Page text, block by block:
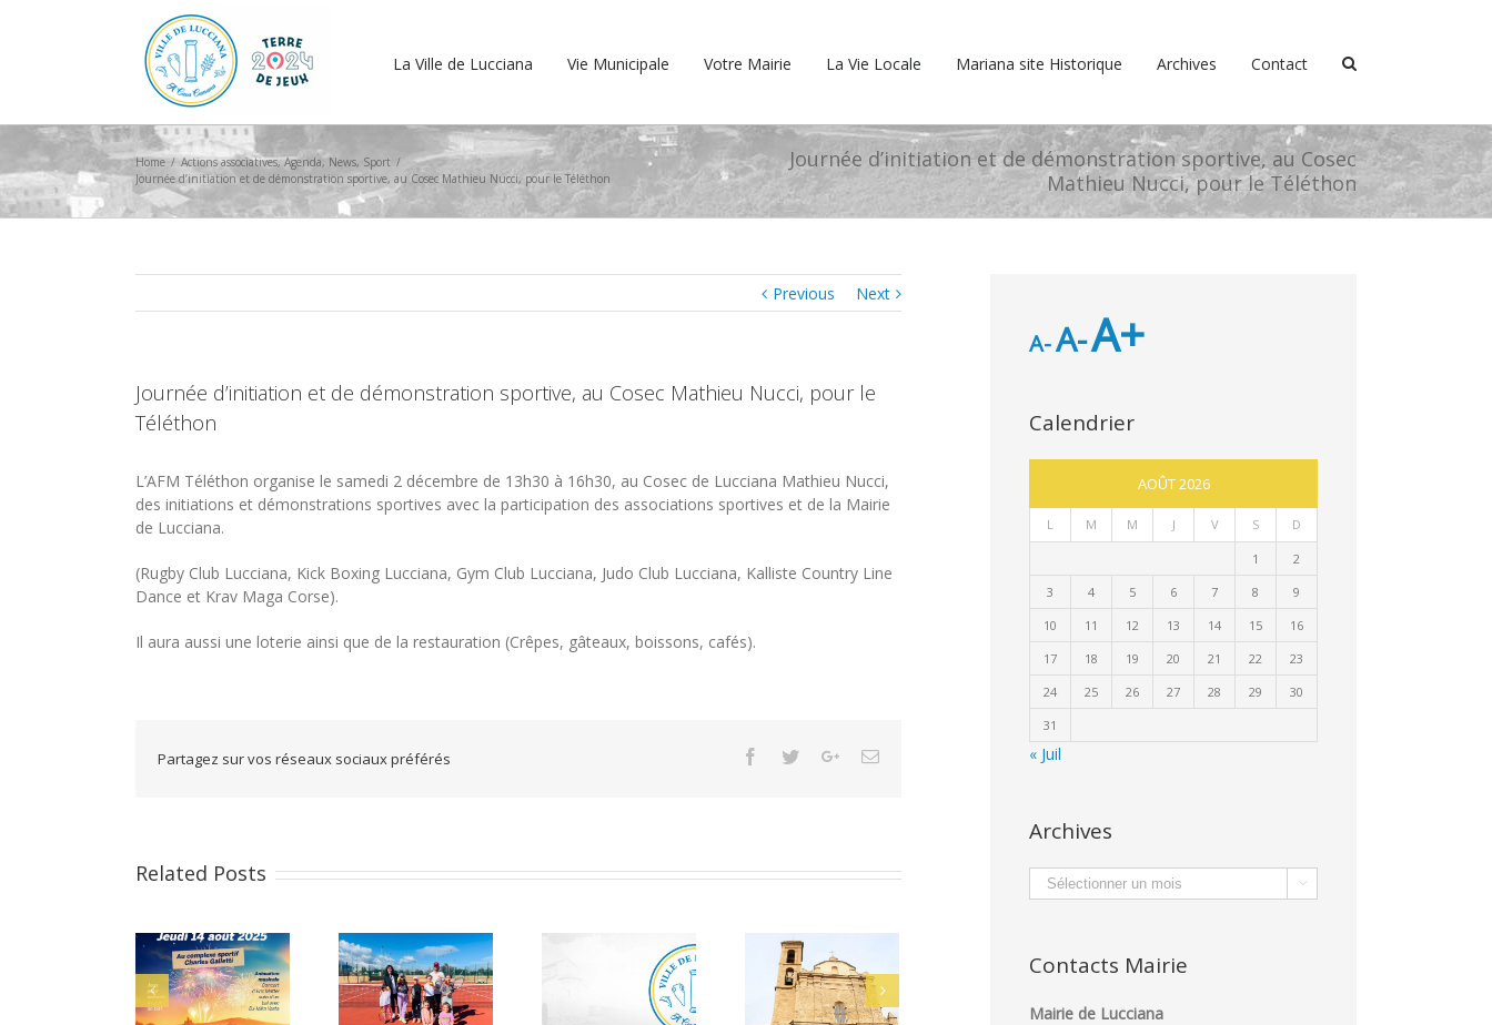
La Ville de Lucciana Vie Municipale Votre Mairie La Vie Locale Mariana site Historique Archives Contact
Journée d’initiation et de démonstration sportive, au Cosec
Mathieu Nucci, pour le Téléthon
Home / Actions associatives,Agenda, News, Sport /
Journée d’initiation et de démonstration sportive, au Cosec Mathieu Nucci, pour le Téléthon
Previous Next
Journée d’initiation et de démonstration sportive, au Cosec Mathieu Nucci, pour le
Téléthon
L’AFM Téléthon organise le samedi 2 décembre de 13h30 à 16h30, au Cosec de Lucciana Mathieu Nucci,
des initiations et démonstrations sportives avec la participation des associations sportives et de la Mairie
de Lucciana.
(Rugby Club Lucciana, Kick Boxing Lucciana, Gym Club Lucciana, Judo Club Lucciana, Kalliste Country Line
Dance et Krav Maga Corse).
Il aura aussi une loterie ainsi que de la restauration (Crêpes, gâteaux, boissons, cafés).
Partagez sur vos réseaux sociaux préférés Facebook
TwitterGoogle+Email
Related Posts
Le Tennis Club
Inscription
Grand loto de
Fiera di a
A-A-A+
Calendrier
AOÛT 2026
L M M J V S D
1
2
3
4 5 6 7 8
9
10
11 12 13 14 15
16
17
18 19 20 21 22
23
24
25 26 27 28 29
30
31
« Juil
Archives
Archives 
Contacts Mairie
Mairie de Lucciana